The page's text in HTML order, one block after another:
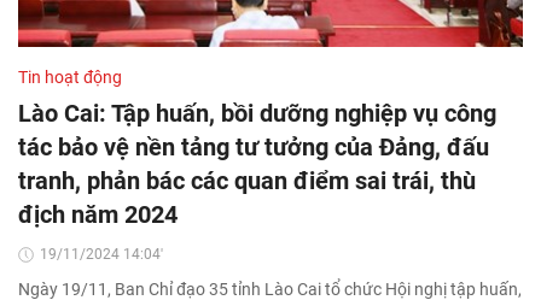
Tin hoạt động
Lào Cai: Tập huấn, bồi dưỡng nghiệp vụ công
tác bảo vệ nền tảng tư tưởng của Đảng, đấu
tranh, phản bác các quan điểm sai trái, thù
địch năm 2024
19/11/2024 14:04'
Ngày 19/11, Ban Chỉ đạo 35 tỉnh Lào Cai tổ chức Hội nghị tập huấn,